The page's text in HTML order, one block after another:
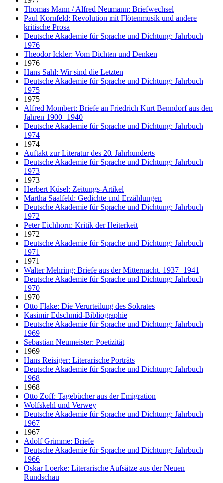
Thomas Mann / Alfred Neumann: Briefwechsel
Paul Kornfeld: Revolution mit Flötenmusik und andere
kritische Prosa
Deutsche Akademie für Sprache und Dichtung: Jahrbuch
1976
Theodor Ickler: Vom Dichten und Denken
1976
Hans Sahl: Wir sind die Letzten
Deutsche Akademie für Sprache und Dichtung: Jahrbuch
1975
1975
Alfred Mombert: Briefe an Friedrich Kurt Benndorf aus den
Jahren 1900−1940
Deutsche Akademie für Sprache und Dichtung: Jahrbuch
1974
1974
Auftakt zur Literatur des 20. Jahrhunderts
Deutsche Akademie für Sprache und Dichtung: Jahrbuch
1973
1973
Herbert Küsel: Zeitungs-Artikel
Martha Saalfeld: Gedichte und Erzählungen
Deutsche Akademie für Sprache und Dichtung: Jahrbuch
1972
Peter Eichhorn: Kritik der Heiterkeit
1972
Deutsche Akademie für Sprache und Dichtung: Jahrbuch
1971
1971
Walter Mehring: Briefe aus der Mitternacht. 1937−1941
Deutsche Akademie für Sprache und Dichtung: Jahrbuch
1970
1970
Otto Flake: Die Verurteilung des Sokrates
Kasimir Edschmid-Bibliographie
Deutsche Akademie für Sprache und Dichtung: Jahrbuch
1969
Sebastian Neumeister: Poetizität
1969
Hans Reisiger: Literarische Porträts
Deutsche Akademie für Sprache und Dichtung: Jahrbuch
1968
1968
Otto Zoff: Tagebücher aus der Emigration
Wolfskehl und Verwey
Deutsche Akademie für Sprache und Dichtung: Jahrbuch
1967
1967
Adolf Grimme: Briefe
Deutsche Akademie für Sprache und Dichtung: Jahrbuch
1966
Oskar Loerke: Literarische Aufsätze aus der Neuen
Rundschau